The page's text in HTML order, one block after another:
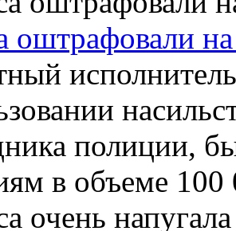
оштрафовали
полиции,
в объеме 100